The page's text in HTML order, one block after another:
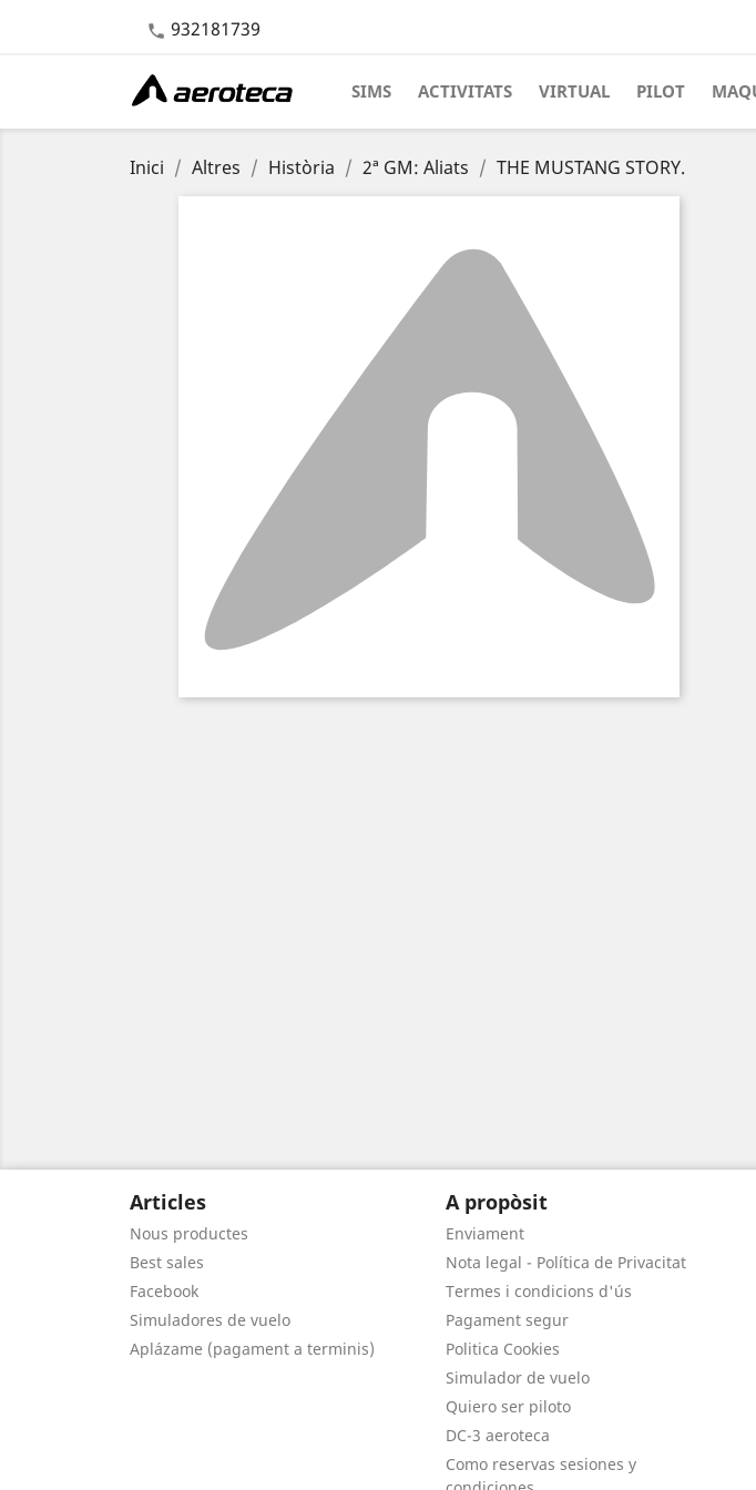
 932181739
SIMS ACTIVITATS VIRTUAL PILOT
Inici Altres Història 2ª GM: Aliats THE MUSTANG STORY.
Articles
Nous productes
Best sales
Facebook
Simuladores de vuelo
Aplázame (pagament a terminis)
A propòsit
Enviament
Nota legal - Política de Privacitat
Termes i condicions d'ús
Pagament segur
Politica Cookies
Simulador de vuelo
Quiero ser piloto
DC-3 aeroteca
Como reservas sesiones y